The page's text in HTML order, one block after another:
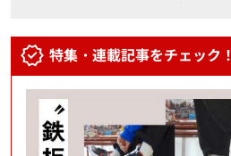
特集・連載記事をチェック！